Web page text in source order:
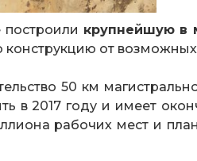
построили крупнейшую в
от
50 км
в 2017 году и имеет
рабочих мест и